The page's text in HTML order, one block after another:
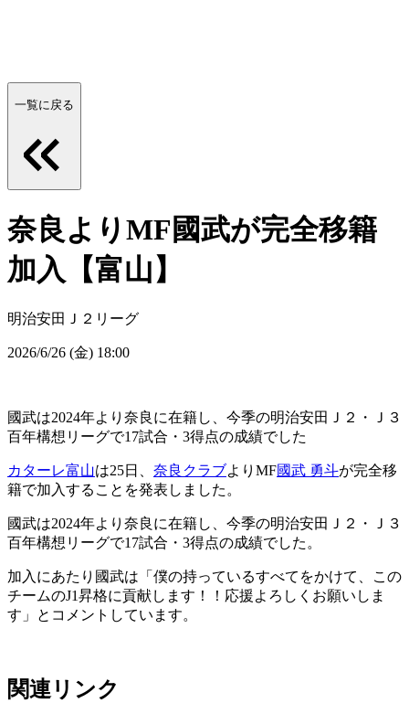
一覧に戻る
奈良よりMF國武が完全移籍
加入【富山】
明治安田Ｊ２リーグ
2026/6/26 (金) 18:00
國武は2024年より奈良に在籍し、今季の明治安田Ｊ２・Ｊ３
百年構想リーグで17試合・3得点の成績でした
カターレ富山は25日、 奈良クラブよりMF國武 勇斗が完全移
籍で加入することを発表しました。
國武は2024年より奈良に在籍し、今季の明治安田Ｊ２・Ｊ３
百年構想リーグで17試合・3得点の成績でした。
加入にあたり國武は「僕の持っているすべてをかけて、この
チームのJ1昇格に貢献します！！応援よろしくお願いしま
す」とコメントしています。
関連リンク